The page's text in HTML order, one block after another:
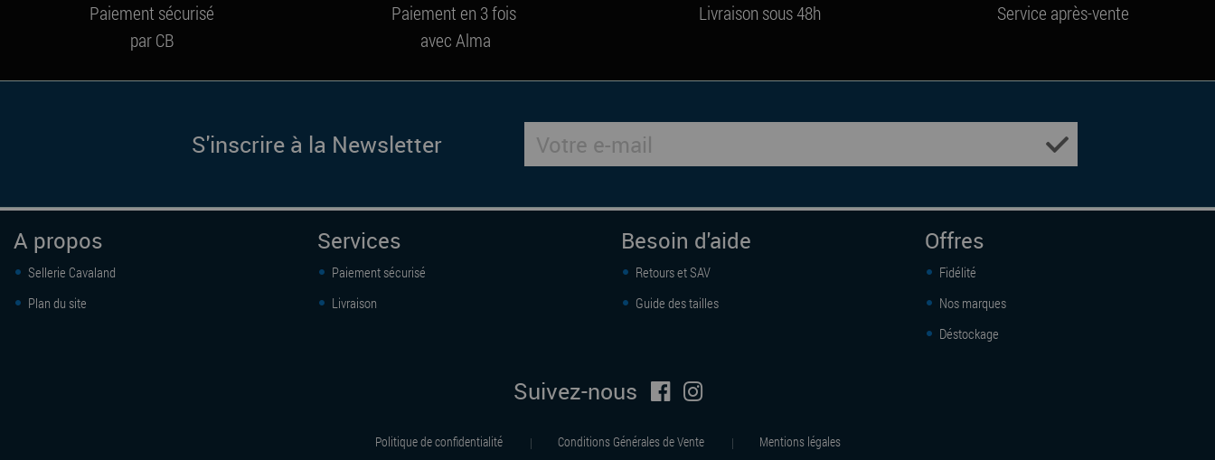
Paiement sécurisé
par CB
Paiement en 3 fois
avec Alma
Livraison sous 48h Service après-vente
S'inscrire à la Newsletter
A propos
Sellerie Cavaland
Plan du site
Services
Paiement sécurisé
Livraison
Besoin d'aide
Retours et SAV
Guide des tailles
Offres
Fidélité
Nos marques
Déstockage
Suivez-nous
Politique de confidentialité | Conditions Générales de Vente | Mentions légales